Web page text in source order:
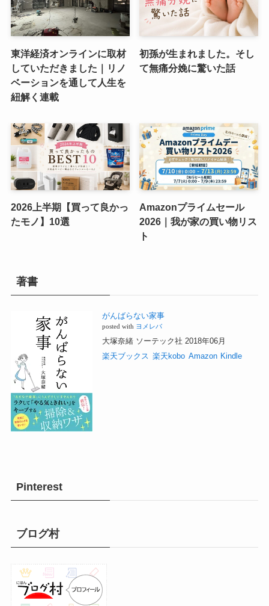
東洋経済オンラインに取材
していただきました｜リノ
ベーションを通して人生を
紐解く連載
初孫が生まれました。そし
て無痛分娩に驚いた話
2026上半期【買って良かっ
たモノ】10選
Amazonプライムセール
2026｜我が家の買い物リス
ト
著書
がんばらない家事
posted with ヨメレバ
大塚奈緒 ソーテック社 2018年06月
楽天ブックス 楽天kobo Amazon Kindle
Pinterest
ブログ村